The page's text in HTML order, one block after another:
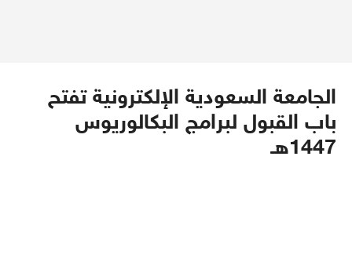
الجامعة السعودية الإلكترونية تفتح
باب القبول لبرامج البكالوريوس
1447هـ